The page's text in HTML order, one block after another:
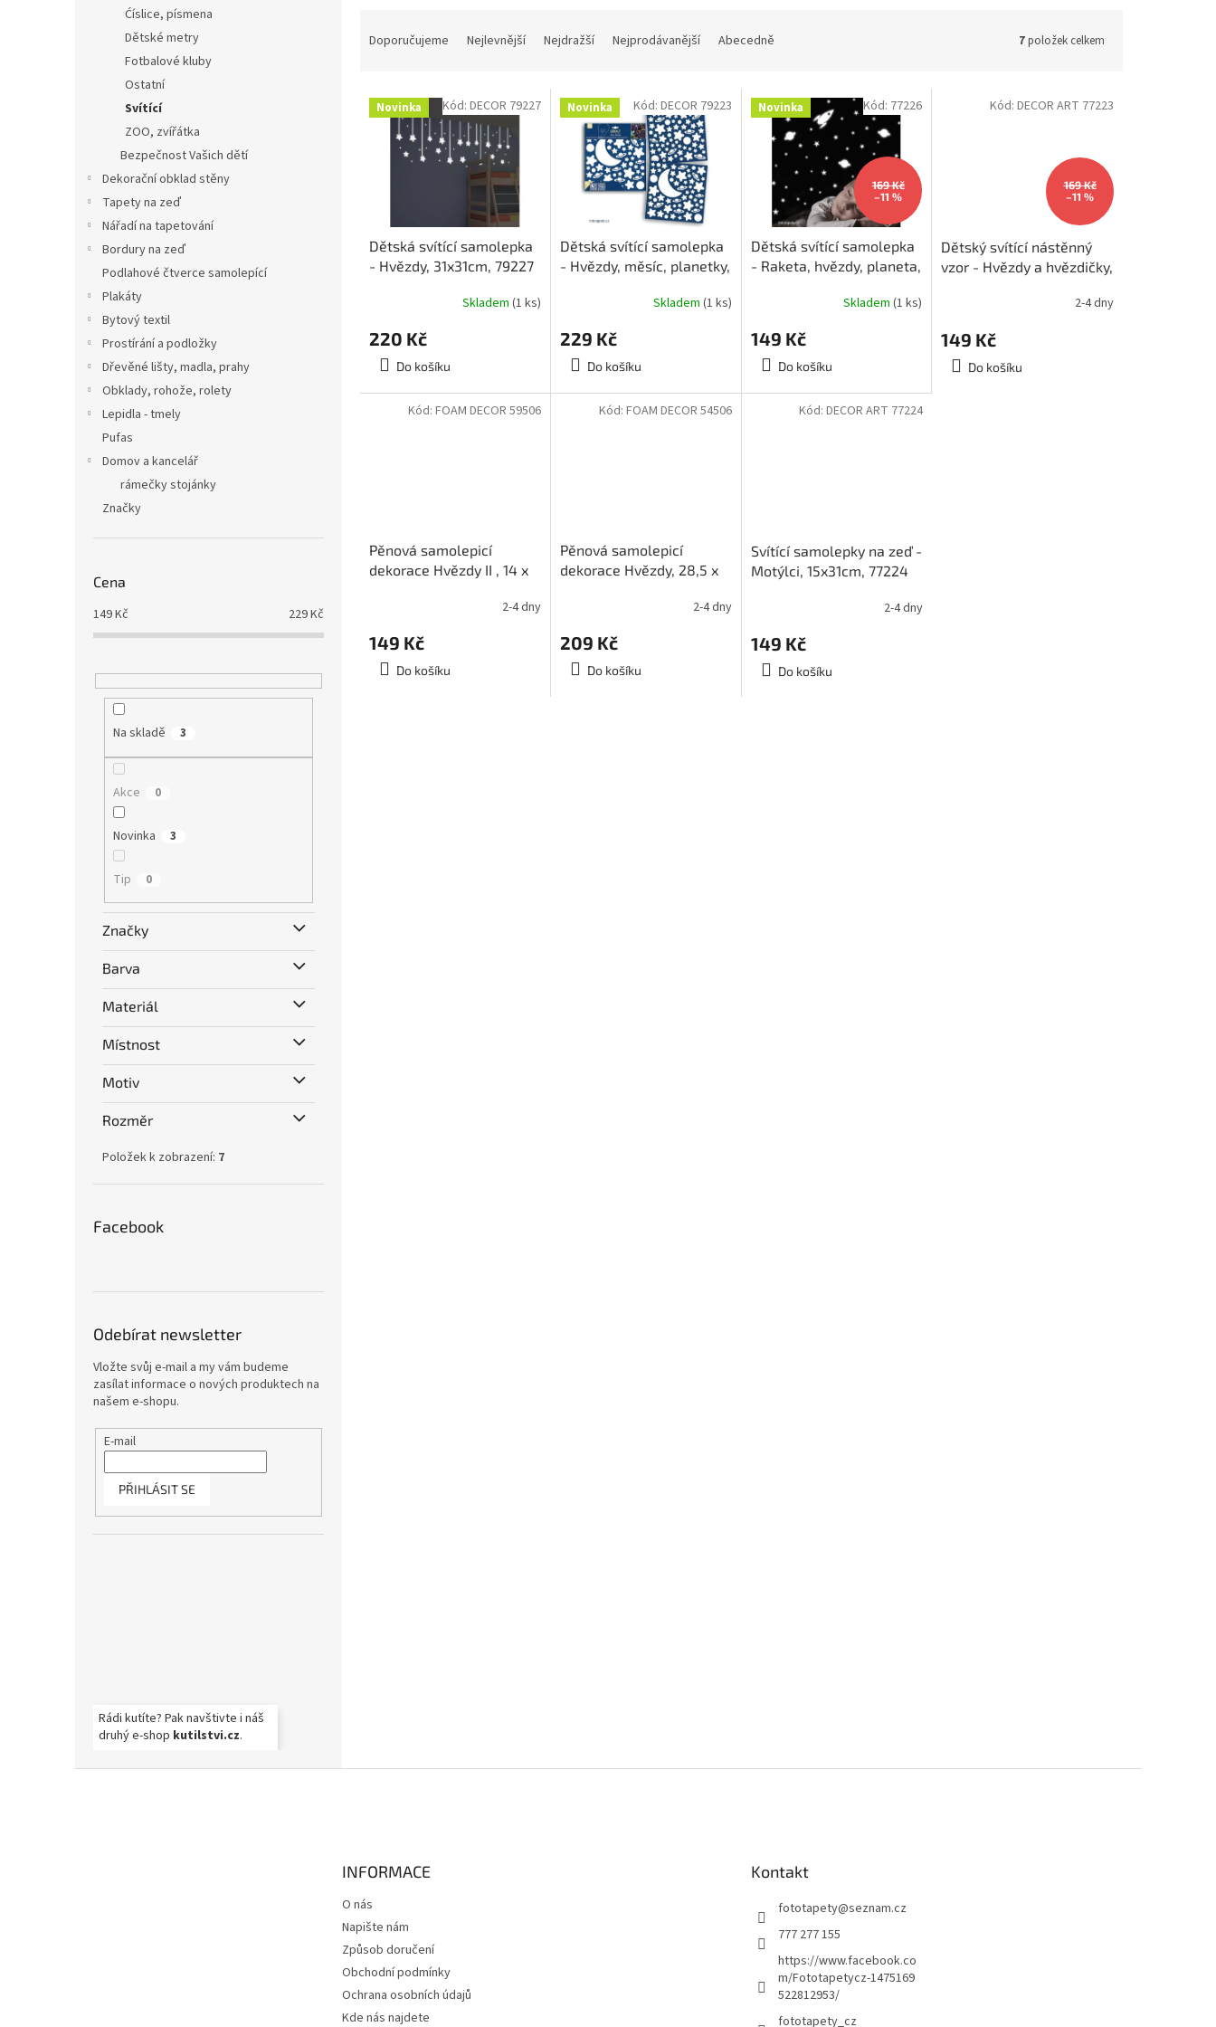
Ćíslice, písmena
Dětské metry
Fotbalové kluby
Ostatní
Svítící
ZOO, zvířátka
Bezpečnost Vašich dětí
Dekorační obklad stěny
Tapety na zeď
Nářadí na tapetování
Bordury na zeď
Podlahové čtverce samolepící
Plakáty
Bytový textil
Prostírání a podložky
Dřevěné lišty, madla, prahy
Obklady, rohože, rolety
Lepidla - tmely
Pufas
Domov a kancelář
rámečky stojánky
Značky
Cena
149Kč 229Kč
Na skladě 3
Akce 0
Novinka 3
Tip 0
Značky
Barva
Materiál
Místnost
Motiv
Rozměr
Položek k zobrazení: 7
Facebook
Odebírat newsletter
Vložte svůj e-mail a my vám budeme
zasílat informace o nových produktech na
našem e-shopu.
E-mail
PŘIHLÁSIT SE
Rádi kutíte? Pak navštivte i náš
druhý e-shop kutilstvi.cz.
n
Doporučujeme Nejlevnější Nejdražší Nejprodávanější Abecedně 7položek celkem
V Novinka
Dětská svítící samolepka
- Hvězdy, 31x31cm, 79227
Skladem (1 ks)
220 Kč
Do košíku
Kód: DECOR 79227 Novinka
Dětská svítící samolepka
- Hvězdy, měsíc, planetky,
Skladem (1 ks)
229 Kč
Do košíku
Kód: DECOR 79223 Novinka
169 Kč
–11 %
Dětská svítící samolepka
- Raketa, hvězdy, planeta,
Skladem(1 ks)
149 Kč
Do košíku
Kód: 77226
169 Kč
–11 %
Dětský svítící nástěnný
vzor - Hvězdy a hvězdičky,
2-4 dny
149 Kč
Do košíku
Kód: DECOR ART 77223
Pěnová samolepicí
dekorace Hvězdy II , 14 x
2-4 dny
149 Kč
Do košíku
Kód: FOAM DECOR 59506
Pěnová samolepicí
dekorace Hvězdy, 28,5 x
2-4 dny
209 Kč
Do košíku
Kód: FOAM DECOR 54506
Svítící samolepky na zeď -
Motýlci, 15x31cm, 77224
2-4 dny
149 Kč
Do košíku
Kód:DECOR ART 77224
INFORMACE
O nás
Napište nám
Způsob doručení
Obchodní podmínky
Ochrana osobních údajů
Kde nás najdete
Kontakt
fototapety@seznam.cz
777 277 155
https://www.facebook.co
m/Fototapetycz-1475169
522812953/
fototapety_cz